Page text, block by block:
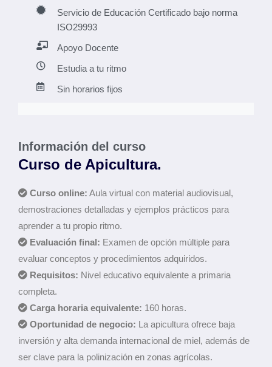
Información del curso
Curso de Apicultura.
Curso online: Aula virtual con material audiovisual,
demostraciones detalladas y ejemplos prácticos para
aprender a tu propio ritmo.
Evaluación final: Examen de opción múltiple para
evaluar conceptos y procedimientos adquiridos.
Requisitos: Nivel educativo equivalente a primaria
completa.
Carga horaria equivalente: 160 horas.
Oportunidad de negocio: La apicultura ofrece baja
inversión y alta demanda internacional de miel, además de
ser clave para la polinización en zonas agrícolas.
Servicio de Educación Certificado bajo norma
ISO29993
Apoyo Docente
Estudia a tu ritmo
Sin horarios fijos